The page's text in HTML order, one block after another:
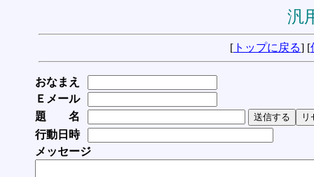
汎
[ トップに戻る] [
おなまえ
Ｅメール
題 名
行動日時
メッセージ